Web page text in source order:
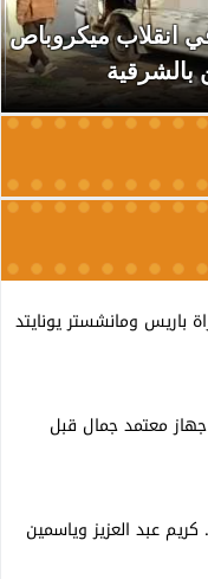
6 أشخاص في انقلاب ميكروباص
بالشرقية
باريس ومانشستر يونايتد
جهاز معتمد جمال قبل
عبد العزيز وياسمين